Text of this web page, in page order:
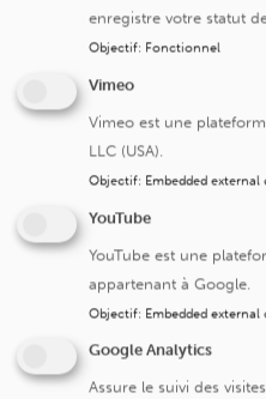
Cliniques
+32 2 764 11 11
Fax. +32 2 764 37 03
enregistre votre statut
Objectif: Fonctionnel
Vimeo
Vimeo est une
LLC (USA).
Objectif: Embedded
YouTube
YouTube est une
appartenant à Google.
Objectif: Embedded
Google Analytics
Assure le suivi des